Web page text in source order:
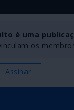
é uma
os
Assinar